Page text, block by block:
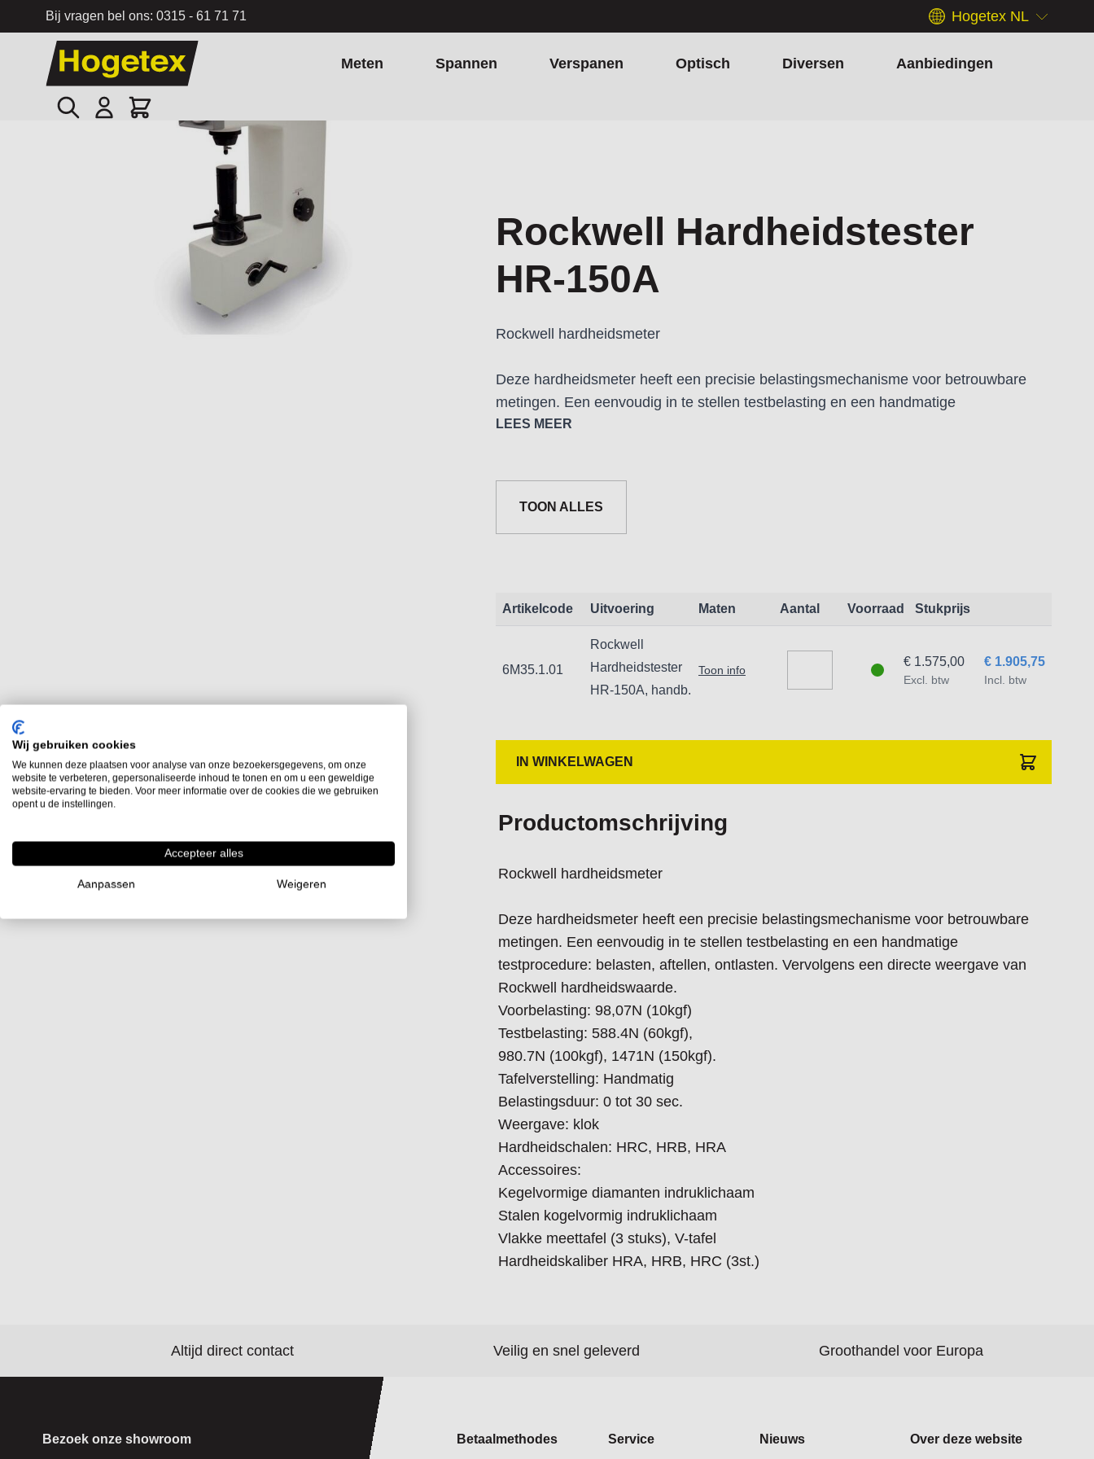
Bij vragen bel ons: 0315 - 61 71 71 Hogetex NL
Ga naar de inhoud
Meten Spannen Verspanen Optisch Diversen Aanbiedingen
Zoek Cart
Rockwell Hardheidstester HR-150A
Rockwell Hardheidstester
HR-150A
Rockwell hardheidsmeter
Deze hardheidsmeter heeft een precisie belastingsmechanisme voor betrouwbare
metingen. Een eenvoudig in te stellen testbelasting en een handmatige
testprocedure: belasten, aftellen, ontlasten. Vervolgens een directe weergave van
980.7N (100kgf), 1471N (150kgf).
Tafelverstelling: Handmatig
Hardheidschalen: HRC, HRB, HRA
Kegelvormige diamanten indruklichaam
Stalen kogelvormig indruklichaam
Vlakke meettafel (3 stuks), V-tafel
LEES MEER
TOON ALLES
Artikelcode Uitvoering Maten Aantal Voorraad Stukprijs
6M35.1.01
Rockwell
Hardheidstester
HR-150A, handb.
Toon info
€ 1.905,75
Incl. btw
€ 1.575,00
Excl. btw
IN WINKELWAGEN
Productomschrijving
Rockwell hardheidsmeter
Deze hardheidsmeter heeft een precisie belastingsmechanisme voor betrouwbare
metingen. Een eenvoudig in te stellen testbelasting en een handmatige
testprocedure: belasten, aftellen, ontlasten. Vervolgens een directe weergave van
Rockwell hardheidswaarde.
Voorbelasting: 98,07N (10kgf)
Testbelasting: 588.4N (60kgf),
980.7N (100kgf), 1471N (150kgf).
Tafelverstelling: Handmatig
Belastingsduur: 0 tot 30 sec.
Weergave: klok
Hardheidschalen: HRC, HRB, HRA
Accessoires:
Kegelvormige diamanten indruklichaam
Stalen kogelvormig indruklichaam
Vlakke meettafel (3 stuks), V-tafel
Hardheidskaliber HRA, HRB, HRC (3st.)
Altijd direct contact Veilig en snel geleverd Groothandel voor Europa
Bezoek onze showroom Betaalmethodes Service Nieuws Over deze website
Wij gebruiken cookies
We kunnen deze plaatsen voor analyse van onze bezoekersgegevens, om onze
website te verbeteren, gepersonaliseerde inhoud te tonen en om u een geweldige
website-ervaring te bieden. Voor meer informatie over de cookies die we gebruiken
opent u de instellingen.
Accepteer alles
Aanpassen Weigeren